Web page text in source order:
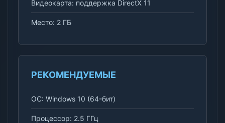
Видеокарта: поддержка DirectX 11
Место: 2 ГБ
РЕКОМЕНДУЕМЫЕ
ОС: Windows 10 (64-бит)
Процессор: 2.5 ГГц